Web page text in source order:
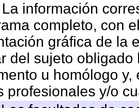
información
completo, con
gráfica de la
del sujeto
u homólogo
profesionales y/o